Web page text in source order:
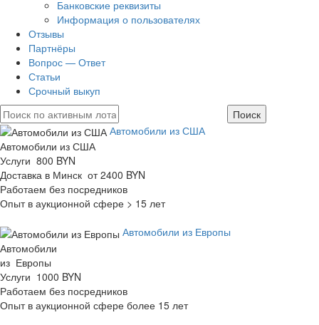
Банковские реквизиты
Информация о пользователях
Отзывы
Партнёры
Вопрос — Ответ
Статьи
Срочный выкуп
Автомобили из США
Автомобили из США
Услуги 800 BYN
Доставка в Минск от 2400 BYN
Работаем без посредников
Опыт в аукционной сфере > 15 лет
Автомобили из Европы
Автомобили
из Европы
Услуги 1000 BYN
Работаем без посредников
Опыт в аукционной сфере более 15 лет